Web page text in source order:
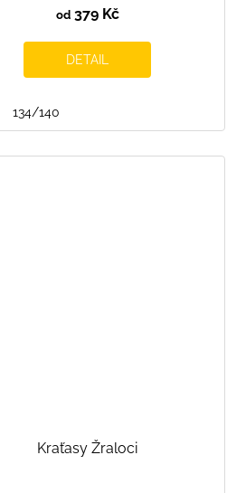
od379 Kč
DETAIL
134/140
Kraťasy Žraloci